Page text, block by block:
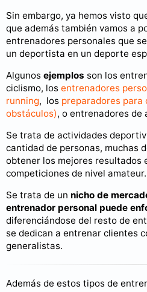
Sin embargo, ya hemos visto
que además también vamos a
entrenadores personales que
un deportista en un deporte
Algunos ejemplos son los
ciclismo, los entrenadores
running, los preparadores para
obstáculos), o entrenadores de
Se trata de actividades
cantidad de personas, muchas
obtener los mejores resultados
competiciones de nivel amateur.
Se trata de un nicho de
entrenador personal puede
diferenciándose del resto de
se dedican a entrenar clientes
generalistas.
Además de estos tipos de